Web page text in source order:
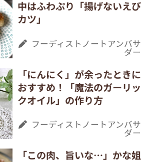
フーディストノートアンバサ
「にんにく」が余ったときに
おすすめ！「魔法のガーリッ
クオイル」の作り方
フーディストノートアンバサ
「この肉、旨いな…」かな姐
さんの家族も驚いた！「モッ
タイナイビーフ」切り落とし